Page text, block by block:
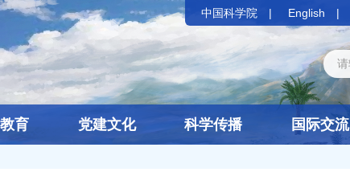
中国科学院 English
育 党建文化 科学传播 国际交流